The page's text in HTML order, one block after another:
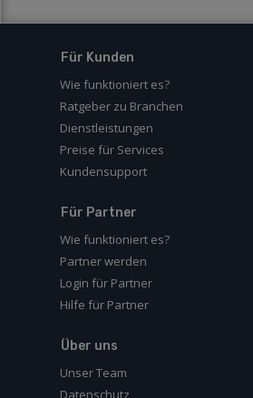
Für Kunden
Wie funktioniert es?
Ratgeber zu Branchen
Dienstleistungen
Preise für Services
Kundensupport
Für Partner
Wie funktioniert es?
Partner werden
Login für Partner
Hilfe für Partner
Über uns
Unser Team
Datenschutz